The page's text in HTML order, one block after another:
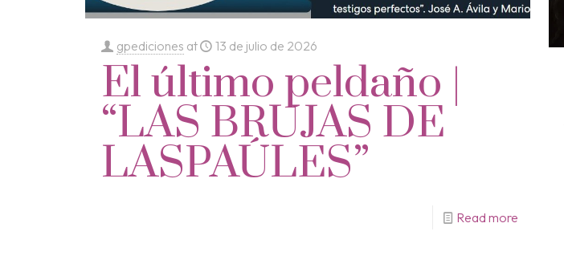
gpediciones at 13 de julio de 2026
El último peldaño |
“LAS BRUJAS DE
LASPAÚLES”
Read more